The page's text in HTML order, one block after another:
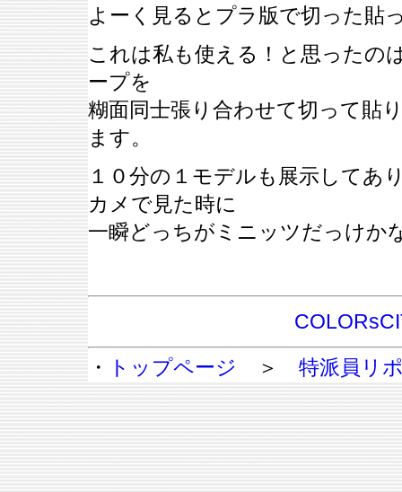
よーく見るとプラ版で切った貼
これは私も使える！と思ったの
ープを
糊面同士張り合わせて切って貼
ます。
１０分の１モデルも展示してあ
カメで見た時に
一瞬どっちがミニッツだっけか
・
トップページ ＞ 特派員リ